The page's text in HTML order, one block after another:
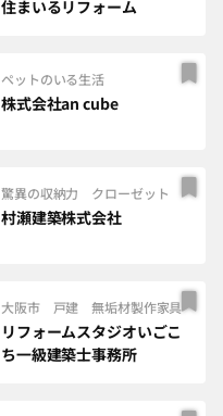
住まいるリフォーム
ペットのいる生活
株式会社an cube
驚異の収納力 クローゼット
村瀬建築株式会社
大阪市 戸建 無垢材製作家具
リフォームスタジオいごこ
ち一級建築士事務所